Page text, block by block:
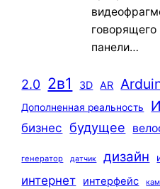
панели…
2.0 2в1 3D AR
Дополненная реальность
бизнес будущее
генератор датчик дизайн
интернет интерфейс